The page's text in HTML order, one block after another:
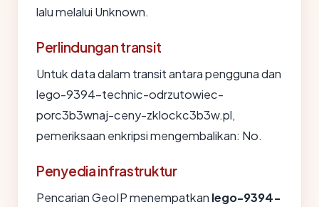
lalu melalui Unknown.
Perlindungan transit
Untuk data dalam transit antara pengguna dan
lego-9394-technic-odrzutowiec-
porc3b3wnaj-ceny-zklockc3b3w.pl,
pemeriksaan enkripsi mengembalikan: No.
Penyedia infrastruktur
Pencarian GeoIP menempatkan lego-9394-